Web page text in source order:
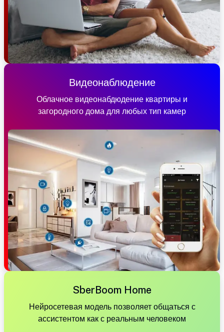
Видеонаблюдение
Облачное видеонабдюдение квартиры и
загородного дома для любых тип камер
SberBoom Home
Нейросетевая модель позволяет общаться с
ассистентом как с реальным человеком